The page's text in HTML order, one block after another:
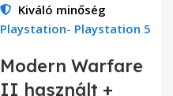
Kiváló minőség
Playstation- Playstation 5
Modern Warfare
II használt +